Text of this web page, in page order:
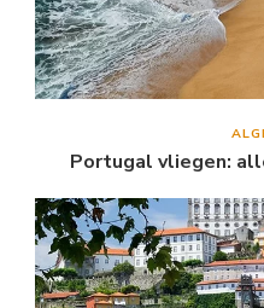
Portugal vliegen: